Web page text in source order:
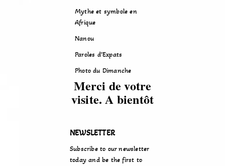
Mythe et symbole en
Afrique
Nanou
Paroles d’Expats
Photo du Dimanche
Merci de votre
visite. A bientôt
NEWSLETTER
Subscribe to our newsletter
today and be the first to